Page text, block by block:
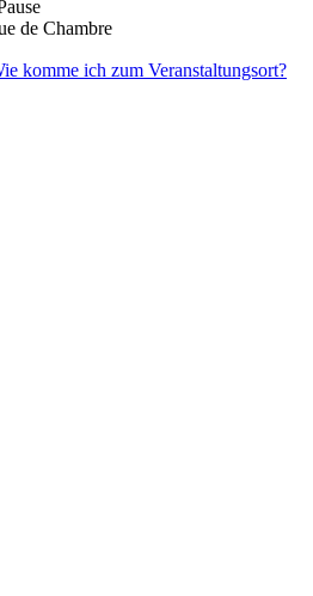
de Chambre
komme ich zum Veranstaltungsort?